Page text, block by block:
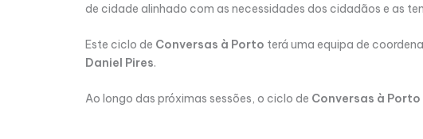
de cidade alinhado com as necessidades dos cidadãos e as
Este ciclo de Conversas à Porto terá uma equipa de
Daniel Pires.
Ao longo das próximas sessões, o ciclo de Conversas à Porto